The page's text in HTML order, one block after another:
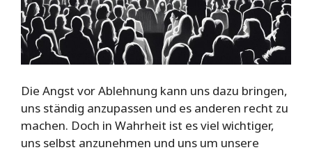
Die Angst vor Ablehnung kann uns dazu bringen,
uns ständig anzupassen und es anderen recht zu
machen. Doch in Wahrheit ist es viel wichtiger,
uns selbst anzunehmen und uns um unsere